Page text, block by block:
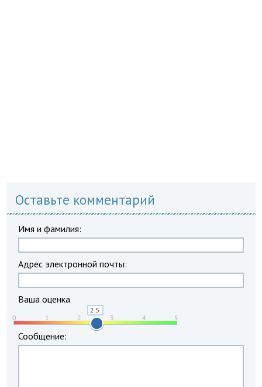
Оставьте комментарий
Имя и фамилия:
Адрес электронной почты:
Ваша оценка
Сообщение: